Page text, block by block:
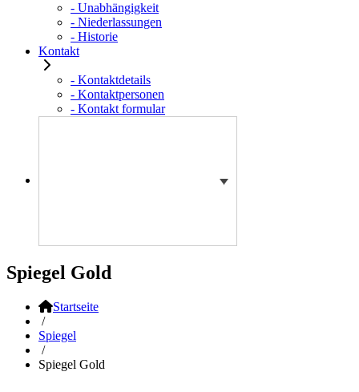
- Unabhängigkeit
- Niederlassungen
- Historie
Kontakt
- Kontaktdetails
- Kontaktpersonen
- Kontakt formular
Spiegel Gold
Startseite
/
Spiegel
/
Spiegel Gold